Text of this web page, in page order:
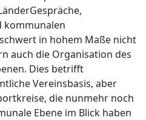
kommunalen
in hohem Maße nicht
auch die Organisation des
Dies betrifft
Vereinsbasis, aber
die nunmehr noch
Ebene im Blick haben